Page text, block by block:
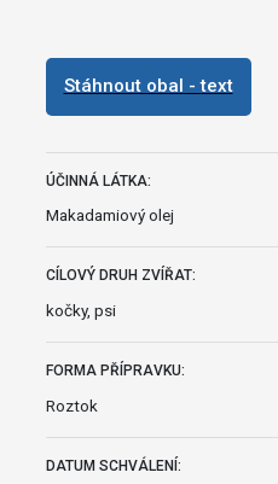
Stáhnout obal - text
ÚČINNÁ LÁTKA:
Makadamiový olej
CÍLOVÝ DRUH ZVÍŘAT:
kočky, psi
FORMA PŘÍPRAVKU:
Roztok
DATUM SCHVÁLENÍ: